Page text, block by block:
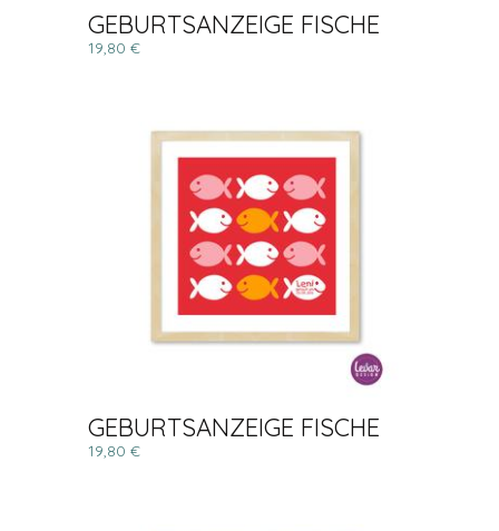
GEBURTSANZEIGE FISCHE
19,80 €
GEBURTSANZEIGE FISCHE
19,80 €